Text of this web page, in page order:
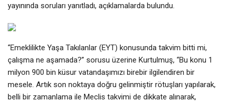
yayınında soruları yanıtladı, açıklamalarda bulundu.
“Emeklilikte Yaşa Takılanlar (EYT) konusunda takvim bitti mi,
çalışma ne aşamada?” sorusu üzerine Kurtulmuş, “Bu konu 1
milyon 900 bin küsur vatandaşımızı birebir ilgilendiren bir
mesele. Artık son noktaya doğru gelinmiştir rötuşları yapılarak,
belli bir zamanlama ile Meclis takvimi de dikkate alınarak,